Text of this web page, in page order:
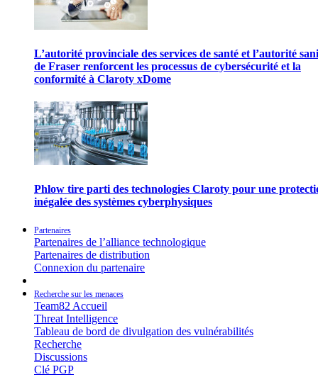
L’autorité provinciale des services de santé et l’autorité
de Fraser renforcent les processus de cybersécurité et la
conformité à Claroty xDome
Phlow tire parti des technologies Claroty pour une
inégalée des systèmes cyberphysiques
Partenaires
Partenaires de l’alliance technologique
Partenaires de distribution
Connexion du partenaire
Recherche sur les menaces
Team82 Accueil
Threat Intelligence
Tableau de bord de divulgation des vulnérabilités
Recherche
Discussions
Clé PGP